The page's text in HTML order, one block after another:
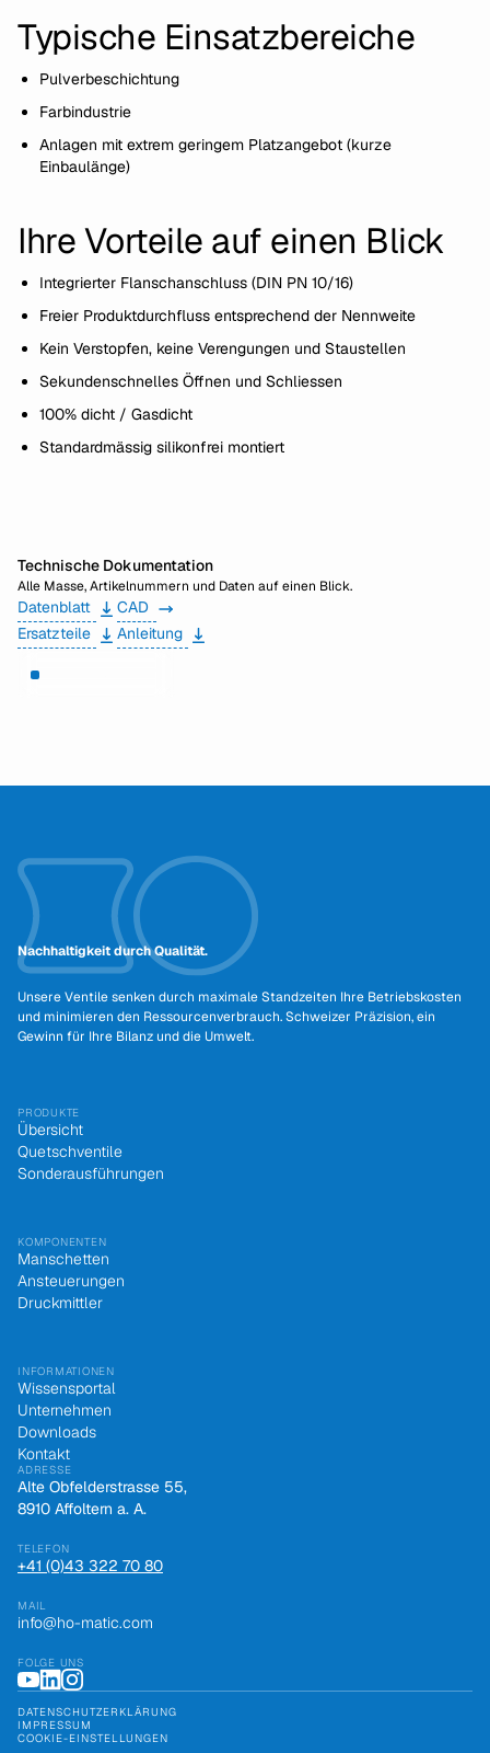
Typische Einsatzbereiche
Pulverbeschichtung
Farbindustrie
Anlagen mit extrem geringem Platzangebot (kurze
Einbaulänge)
Ihre Vorteile auf einen Blick
Integrierter Flanschanschluss (DIN PN 10/16)
Freier Produktdurchfluss entsprechend der Nennweite
Kein Verstopfen, keine Verengungen und Staustellen
Sekundenschnelles Öffnen und Schliessen
100% dicht / Gasdicht
Standardmässig silikonfrei montiert
Technische Dokumentation
Alle Masse, Artikelnummern und Daten auf einen Blick.
Datenblatt
CAD
Ersatzteile
Anleitung
Nachhaltigkeit durch Qualität.
Unsere Ventile senken durch maximale Standzeiten Ihre Betriebskosten
und minimieren den Ressourcenverbrauch. Schweizer Präzision, ein
Gewinn für Ihre Bilanz und die Umwelt.
PRODUKTE
Übersicht
Quetschventile
Sonderausführungen
KOMPONENTEN
Manschetten
Ansteuerungen
Druckmittler
INFORMATIONEN
Wissensportal
Unternehmen
Downloads
Kontakt
ADRESSE
Alte Obfelderstrasse 55,
8910 Affoltern a. A.
TELEFON
+41 (0)43 322 70 80
MAIL
info@ho-matic.com
FOLGE UNS
DATENSCHUTZERKLÄRUNG
IMPRESSUM
COOKIE-EINSTELLUNGEN